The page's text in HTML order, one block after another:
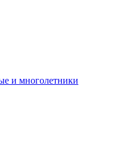
и многолетники